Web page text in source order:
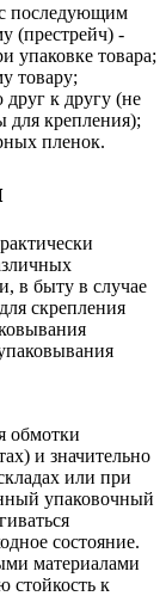
с последующим
(престрейч) -
упаковке товара;
товару;
к другу (не
для крепления);
пленок.
в быту в случае
скрепления
обмотки
и значительно
или при
упаковочный
состояние.
материалами
стойкость к